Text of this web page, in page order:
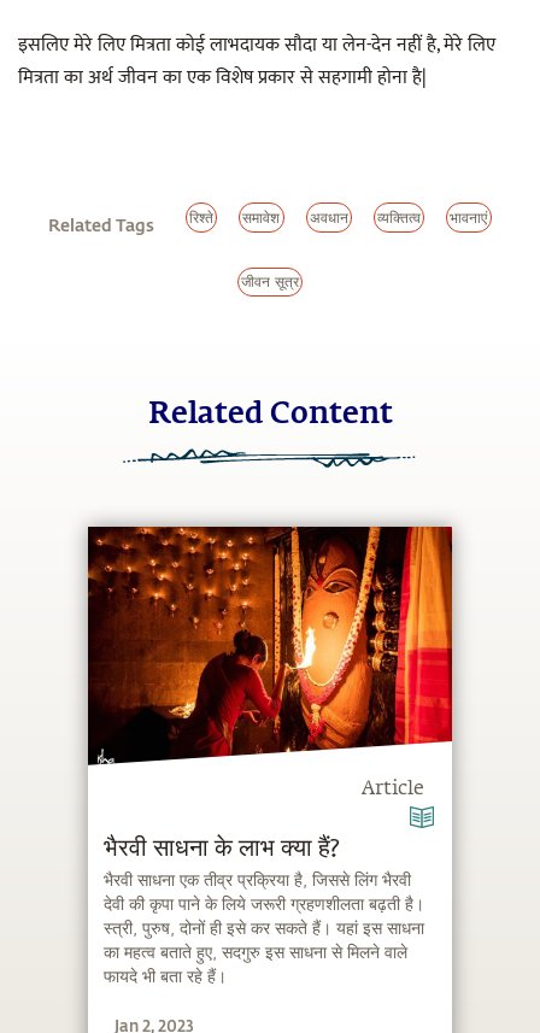
इसलिए मेरे लिए मित्रता कोई लाभदायक सौदा या लेन-देन नहीं है, मेरे लिए
मित्रता का अर्थ जीवन का एक विशेष प्रकार से सहगामी होना है|
Related Tags रिश्ते समावेश अवधान व्यक्तित्व भावनाएं
जीवन सूत्र
Related Content
Article
भैरवी साधना के लाभ क्या हैं?
भैरवी साधना एक तीव्र प्रक्रिया है, जिससे लिंग भैरवी
देवी की कृपा पाने के लिये जरूरी ग्रहणशीलता बढ़ती है।
स्त्री, पुरुष, दोनों ही इसे कर सकते हैं। यहां इस साधना
का महत्व बताते हुए, सदगुरु इस साधना से मिलने वाले
फायदे भी बता रहे हैं।
Jan 2, 2023